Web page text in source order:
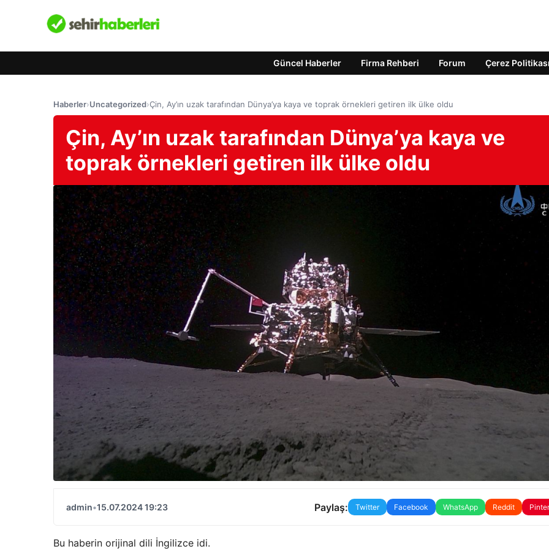
Güncel Haberler Firma Rehberi Forum Çerez Politikası
Haberler›Uncategorized›Çin, Ay’ın uzak tarafından Dünya’ya kaya ve toprak örnekleri getiren ilk ülke oldu
Çin, Ay’ın uzak tarafından Dünya’ya kaya ve
toprak örnekleri getiren ilk ülke oldu
admin•15.07.2024 19:23 Paylaş: Twitter Facebook WhatsApp Reddit
Bu haberin orijinal dili İngilizce idi.